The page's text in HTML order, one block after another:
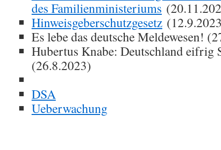
des Familienministeriums
Hinweisgeberschutzgesetz
Es lebe das deutsche Meldewesen!
Hubertus Knabe: Deutschland eifrig
(26.8.2023)
DSA
Ueberwachung